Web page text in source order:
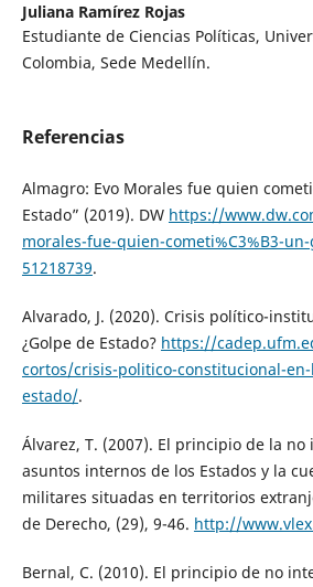
Juliana Ramírez Rojas
Estudiante de Ciencias Políticas,
Colombia, Sede Medellín.
Referencias
Almagro: Evo Morales fue quien
Estado” (2019). DW https://
morales-fue-quien-cometi%C3%B3-
51218739.
Alvarado, J. (2020). Crisis político-
¿Golpe de Estado? https://
cortos/crisis-politico-constitucional-
estado/.
Álvarez, T. (2007). El principio de la
asuntos internos de los Estados y la
militares situadas en territorios
de Derecho, (29), 9-46. http://
Bernal, C. (2010). El principio de no